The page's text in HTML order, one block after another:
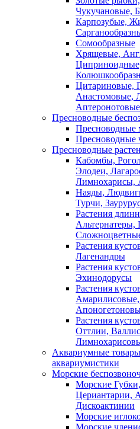
Чукучановые,
Карпозубые,
Сомообразные
Хрящевые,
Цитариновые,
Анастомовые,
Аптеронотовые
Пресноводные
Пресноводные
Пресноводные
Пресноводные
Кабомбы,
Элодеи,
Лимнохарисы,
Наяды,
Турчи,
Растения
Растения
Лагенандры
Растения
Эхинодорусы
Растения
Растения
Оттлии,
Аквариумные
аквариумистики
Морские
Морские
Цериантарии,
Дискоактинии
Морские
Морские